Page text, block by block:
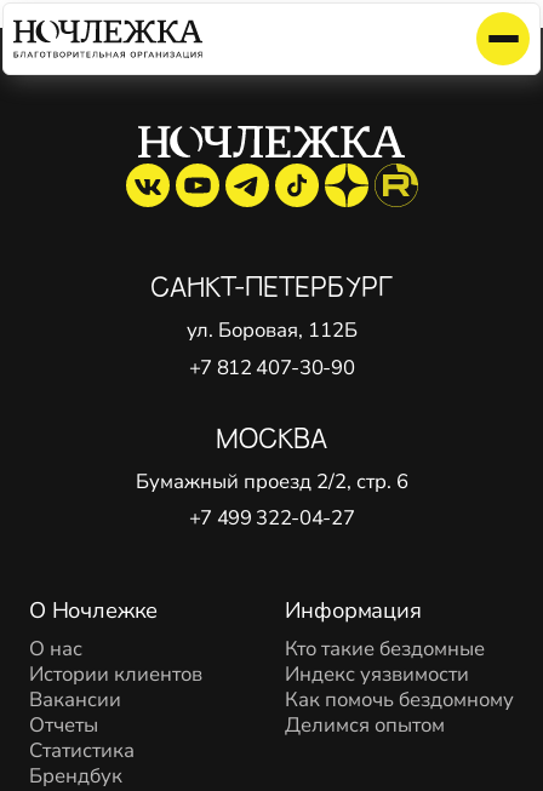
Элемент не найден!
О Ночлежке
О нас
Истории клиентов
Вакансии
Отчеты
Статистика
Брендбук
Информация
Кто такие бездомные
Индекс уязвимости
Как помочь бездомному
Делимся опытом
САНКТ-ПЕТЕРБУРГ
ул. Боровая, 112Б
+7 812 407-30-90
МОСКВА
Бумажный проезд 2/2, стр. 6
+7 499 322-04-27